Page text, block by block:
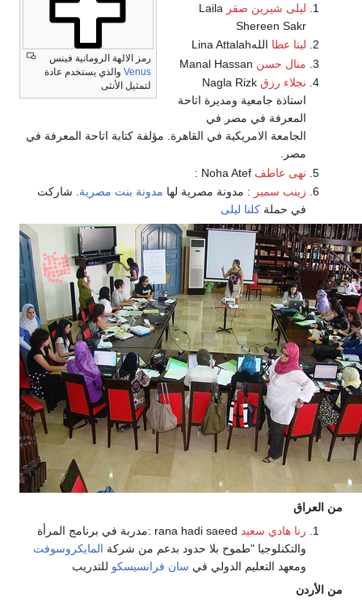
رمز الالهة الرومانية فينس
Venus والذي يستخدم عادة
لتمثيل الأنثى
ليلى شيرين صقر Laila
Shereen Sakr
لينا عطا اللهLina Attalah
منال حسن
نجلاء رزق Nagla Rizk
استاذة جامعية ومديرة اتاحة
المعرفة في مصر في
الجامعة الامريكية في القاهرة. مؤلفة كتابة اتاحة المعرفة في
مصر.
نهى عاطف
زينب سمير : مدونة مصرية لها مدونة بنت مصرية . شاركت
في حملة كلنا ليلى
من العراق
رنا هادي سعيد
rana hadi saeed :مدربة في برنامج المرأة
والتكنلوجيا "طموح بلا حدود بدعم من شركة المايكروسوفت
ومعهد التعليم الدولي في سان فرانسيسكو للتدريب
من الأردن